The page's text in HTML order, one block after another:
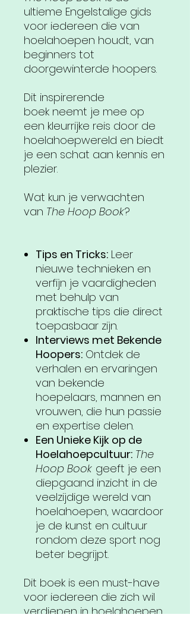
ultieme Engelstalige gids
voor iedereen die van
hoelahoepen houdt, van
beginners tot
doorgewinterde hoopers.
Dit inspirerende
boek neemt je mee op
een kleurrijke reis door de
hoelahoepwereld en biedt
je een schat aan kennis en
plezier.
Wat kun je verwachten
van The Hoop Book?
Tips en Tricks: Leer
nieuwe technieken en
verfijn je vaardigheden
met behulp van
praktische tips die direct
toepasbaar zijn.
Interviews met Bekende
Hoopers: Ontdek de
verhalen en ervaringen
van bekende
hoepelaars, mannen en
vrouwen, die hun passie
en expertise delen.
Een Unieke Kijk op de
Hoelahoepcultuur: The
Hoop Book geeft je een
diepgaand inzicht in de
veelzijdige wereld van
hoelahoepen, waardoor
je de kunst en cultuur
rondom deze sport nog
beter begrijpt.
Dit boek is een must-have
voor iedereen die zich wil
verdiepen in hoelahoepen,